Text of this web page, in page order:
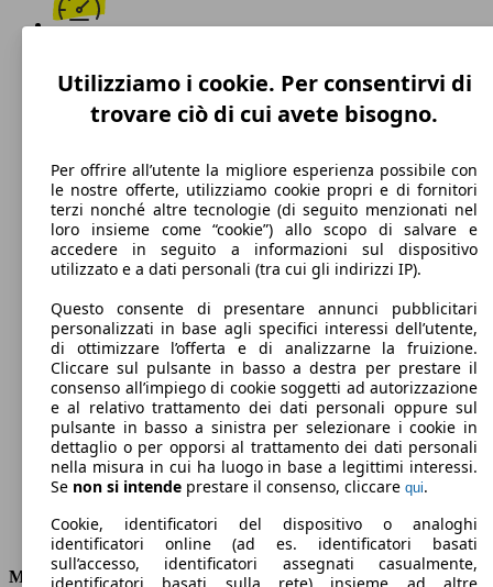
Benzina
Carburante
106 g/km
Emissioni di CO2 (combinato)*
Ø 4.6 l/100km
Consumi
Motore e Prestazioni
Utilizziamo i cookie. Per consentirvi di
trovare ciò di cui avete bisogno.
Per offrire all’utente la migliore esperienza possibile con
le nostre offerte, utilizziamo cookie propri e di fornitori
terzi nonché altre tecnologie (di seguito menzionati nel
loro insieme come “cookie”) allo scopo di salvare e
accedere in seguito a informazioni sul dispositivo
utilizzato e a dati personali (tra cui gli indirizzi IP).
Questo consente di presentare annunci pubblicitari
personalizzati in base agli specifici interessi dell’utente,
di ottimizzare l’offerta e di analizzarne la fruizione.
Cliccare sul pulsante in basso a destra per prestare il
consenso all’impiego di cookie soggetti ad autorizzazione
e al relativo trattamento dei dati personali oppure sul
pulsante in basso a sinistra per selezionare i cookie in
dettaglio o per opporsi al trattamento dei dati personali
nella misura in cui ha luogo in base a legittimi interessi.
Se non si intende prestare il consenso, cliccare qui.
Cookie, identificatori del dispositivo o analoghi
identificatori online (ad es. identificatori basati
sull’accesso, identificatori assegnati casualmente,